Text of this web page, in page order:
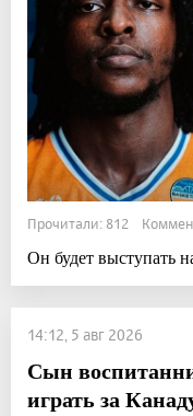
Прочитали: 812
Он будет выступать
14:12, 5 авг 2026
Сын
играть за